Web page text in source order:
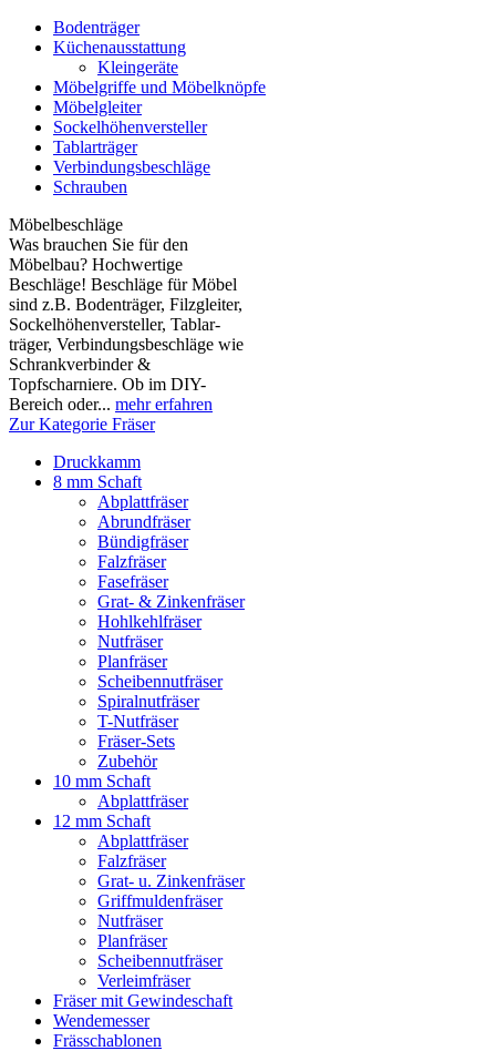
Bodenträger
Küchenausstattung
Kleingeräte
Möbelgriffe und Möbelknöpfe
Möbelgleiter
Sockelhöhenversteller
Tablarträger
Verbindungsbeschläge
Schrauben
Möbelbeschläge
Was brauchen Sie für den
Möbelbau? Hochwertige
Beschläge! Beschläge für Möbel
sind z.B. Boden­träger, Filzgleiter,
Sockelhöhen­versteller, Tablar­
träger, Verbindungs­beschläge wie
Schrank­verbinder &
Topfscharniere. Ob im DIY-
Bereich oder... mehr erfahren
Zur Kategorie Fräser
Druckkamm
8 mm Schaft
Abplattfräser
Abrundfräser
Bündigfräser
Falzfräser
Fasefräser
Grat- & Zinkenfräser
Hohlkehlfräser
Nutfräser
Planfräser
Scheibennutfräser
Spiralnutfräser
T-Nutfräser
Fräser-Sets
Zubehör
10 mm Schaft
Abplattfräser
12 mm Schaft
Abplattfräser
Falzfräser
Grat- u. Zinkenfräser
Griffmuldenfräser
Nutfräser
Planfräser
Scheibennutfräser
Verleimfräser
Fräser mit Gewindeschaft
Wendemesser
Frässchablonen